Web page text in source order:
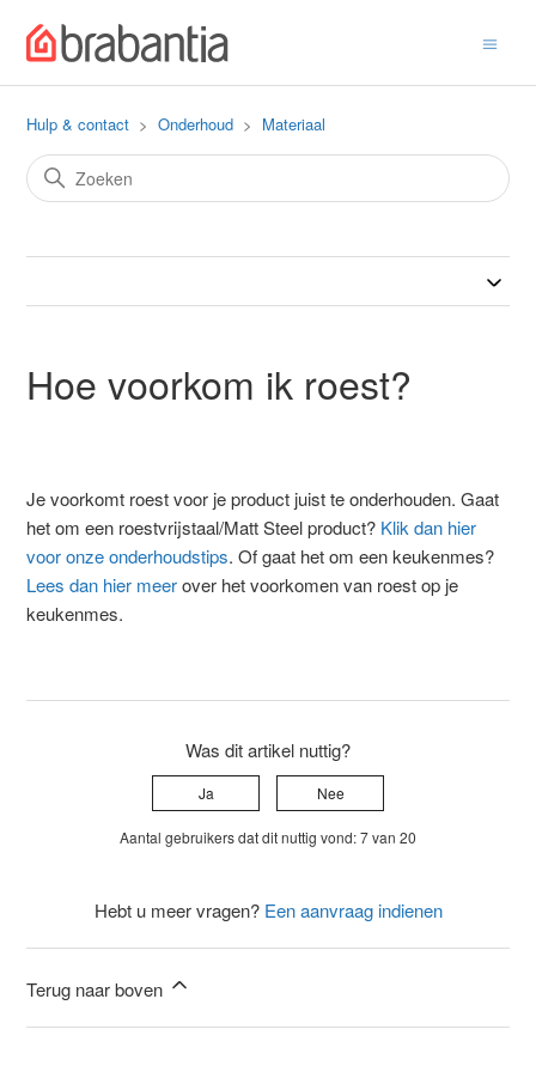
Hulp & contact Onderhoud Materiaal
Hoe voorkom ik roest?
Je voorkomt roest voor je product juist te onderhouden. Gaat
het om een roestvrijstaal/Matt Steel product? Klik dan hier
voor onze onderhoudstips. Of gaat het om een keukenmes?
Lees dan hier meerover het voorkomen van roest op je
keukenmes.
Was dit artikel nuttig?
Ja Nee
Aantal gebruikers dat dit nuttig vond: 7 van 20
Hebt u meer vragen? Een aanvraag indienen
Terug naar boven